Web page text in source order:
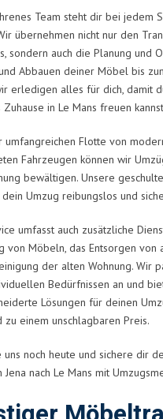
Team steht dir bei jedem
übernehmen nicht nur den
sondern auch die Planung und
Abbauen deiner Möbel bis
erledigen alles für dich, damit
in Le Mans freuen
umfangreichen Flotte von
Fahrzeugen können wir
bewältigen. Unsere
dein Umzug reibungslos und
umfasst auch zusätzliche
von Möbeln, das Entsorgen von
der alten Wohnung. Wir
Bedürfnissen an und
Lösungen für deinen
zu einem unschlagbaren Preis.
uns noch heute und sichere dir
Jena nach Le Mans mit